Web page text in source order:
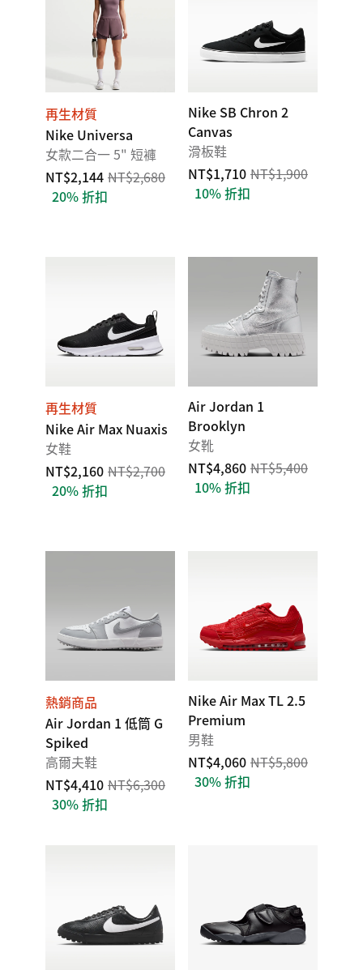
再生材質
Nike Universa
女款二合一 5" 短褲
NT$2,144 NT$2,680
20% 折扣
Nike SB Chron 2
Canvas
滑板鞋
NT$1,710 NT$1,900
10% 折扣
再生材質
Nike Air Max Nuaxis
女鞋
NT$2,160 NT$2,700
20% 折扣
Air Jordan 1
Brooklyn
女靴
NT$4,860 NT$5,400
10% 折扣
熱銷商品
Air Jordan 1 低筒 G
Spiked
高爾夫鞋
NT$4,410 NT$6,300
30% 折扣
Nike Air Max TL 2.5
Premium
男鞋
NT$4,060 NT$5,800
30% 折扣